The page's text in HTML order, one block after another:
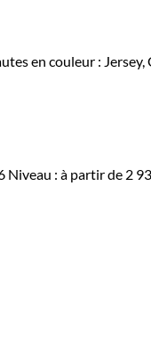
en couleur : Jersey,
Niveau : à partir de 2